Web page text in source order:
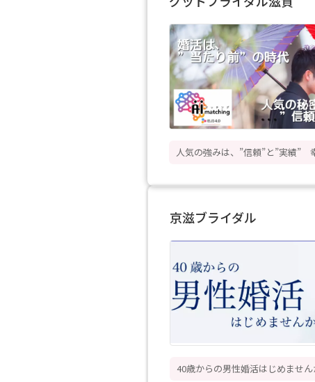
人気の強みは、”信頼”と”実績”
京滋ブライダル
40歳からの男性婚活はじめません